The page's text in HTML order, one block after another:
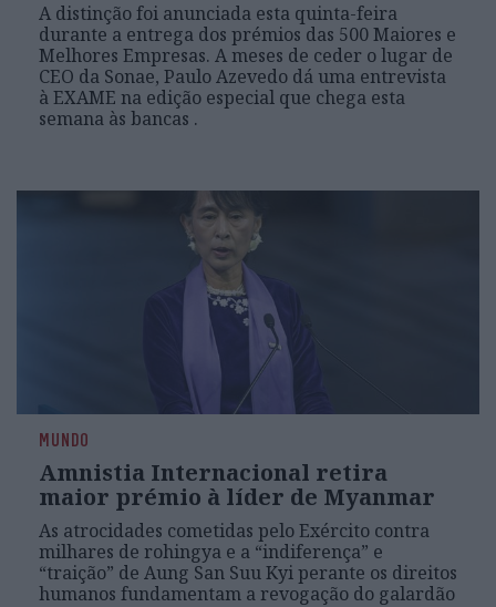
A distinção foi anunciada esta quinta-feira
durante a entrega dos prémios das 500 Maiores e
Melhores Empresas. A meses de ceder o lugar de
CEO da Sonae, Paulo Azevedo dá uma entrevista
à EXAME na edição especial que chega esta
semana às bancas .
MUNDO
Amnistia Internacional retira
maior prémio à líder de Myanmar
As atrocidades cometidas pelo Exército contra
milhares de rohingya e a “indiferença” e
“traição” de Aung San Suu Kyi perante os direitos
humanos fundamentam a revogação do galardão